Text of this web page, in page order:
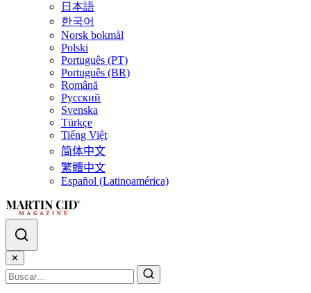
日本語
한국어
Norsk bokmål
Polski
Português (PT)
Português (BR)
Română
Русский
Svenska
Türkçe
Tiếng Việt
简体中文
繁體中文
Español (Latinoamérica)
✕